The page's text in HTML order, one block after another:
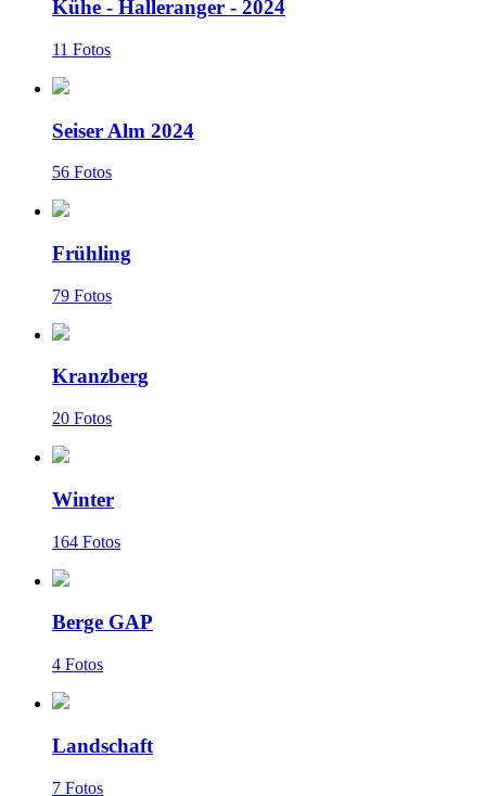
Kühe - Halleranger - 2024
11 Fotos
Seiser Alm 2024
56 Fotos
Frühling
79 Fotos
Kranzberg
20 Fotos
Winter
164 Fotos
Berge GAP
4 Fotos
Landschaft
7 Fotos